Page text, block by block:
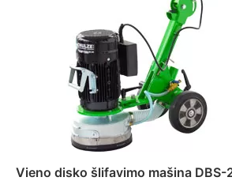
Vieno disko šlifavimo mašina DBS-